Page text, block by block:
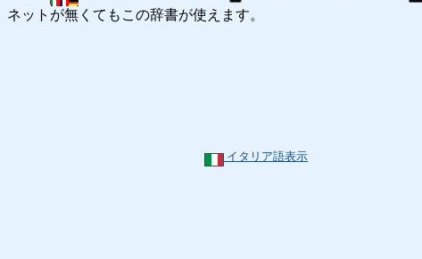
ネットが無くてもこの辞書が使えます。
イタリア語表示